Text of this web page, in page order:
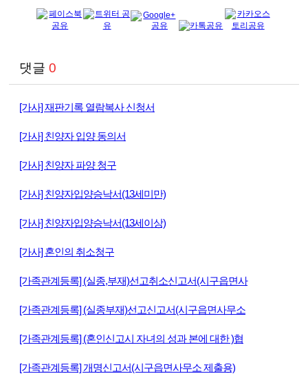
댓글 0
[가사] 재판기록 열람복사 신청서
[가사] 친양자 입양 동의서
[가사] 친양자 파양 청구
[가사] 친양자입양승낙서(13세미만)
[가사] 친양자입양승낙서(13세이상)
[가사] 혼인의 취소청구
[가족관계등록] (실종,부재)선고취소신고서(시구읍면사
[가족관계등록] (실종부재)선고신고서(시구읍면사무소
[가족관계등록] (혼인신고시 자녀의 성과 본에 대한 )협
[가족관계등록] 개명신고서(시구읍면사무소 제출용)